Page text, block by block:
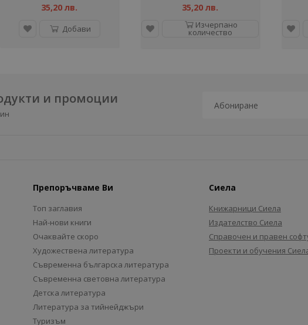
35,20 лв.
Добави
35,20 лв.
Изчерпано
количество
и промоции
Препоръчваме Ви
Топ заглавия
Най-нови книги
Очаквайте скоро
Художествена литература
Съвременна българска литература
Съвременна световна литература
Детска литература
Литература за тийнейджъри
Туризъм
Сиела
Книжарници Сиела
Издателство Сиела
Справочен и правен
Проекти и обучения